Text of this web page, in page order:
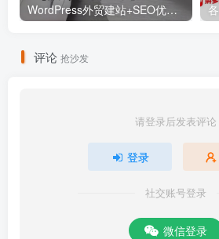
WordPress外贸建站+SEO优化课程【教程，工具，流程】
评论 抢沙发
请登录后发表评论
登录
社交账号登录
微信登录